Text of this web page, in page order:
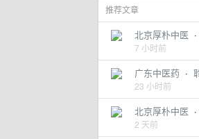
推荐文章
北京厚朴中医 ·
7 小时前
广东中医药 ·
23 小时前
北京厚朴中医 ·
2 天前